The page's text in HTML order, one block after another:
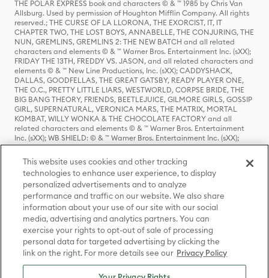
THE POLAR EXPRESS book and characters © & ™ 1985 by Chris Van
Allsburg. Used by permission of Houghton Mifflin Company. All rights
reserved.; THE CURSE OF LA LLORONA, THE EXORCIST, IT, IT
CHAPTER TWO, THE LOST BOYS, ANNABELLE, THE CONJURING, THE
NUN, GREMLINS, GREMLINS 2: THE NEW BATCH and all related
characters and elements © & ™ Warner Bros. Entertainment Inc. (sXX);
FRIDAY THE 13TH, FREDDY VS. JASON, and all related characters and
elements © & ™ New Line Productions, Inc. (sXX); CADDYSHACK,
DALLAS, GOODFELLAS, THE GREAT GATSBY, READY PLAYER ONE,
THE O.C., PRETTY LITTLE LIARS, WESTWORLD, CORPSE BRIDE, THE
BIG BANG THEORY, FRIENDS, BEETLEJUICE, GILMORE GIRLS, GOSSIP
GIRL, SUPERNATURAL, VERONICA MARS, THE MATRIX, MORTAL
KOMBAT, WILLY WONKA & THE CHOCOLATE FACTORY and all
related characters and elements © & ™ Warner Bros. Entertainment
Inc. (sXX); WB SHIELD: © & ™ Warner Bros. Entertainment Inc. (sXX);
HOUSE OF THE DRAGON, GAME OF THRONES, and all related
characters and elements © & ™ Home Box Office, Inc. (sXX); CHILLING
ADVENTURES OF SABRINA, RIVERDALE © & ™ Warner Bros.
Entertainment Inc. Archie Comics and all related characters and
elements © & ™ Archie Comic Publications, Inc. Used with permission.
(sXX); SEINFELD and all related characters and elements © & ™ Castle
Rock Entertainment. (sXX); TED LASSO © & ™ Warner Bros.
Entertainment Inc. & Universal Television LLC (sXX); THE HOBBIT: AN
UNEXPECTED JOURNEY, THE HOBBIT: THE DESOLATION OF SMAUG,
THE HOBBIT: THE BATTLE OF THE FIVE ARMIES, THE LORD OF THE
RINGS: THE FELLOWSHIP OF THE RING, THE LORD OF THE RINGS: THE
TWO TOWERS, THE LORD OF THE RINGS: THE RETURN OF THE KING
and the names of the characters, items, events and places therein are
TM of The Saul Zaentz Company d/b/a Middle-earth Enterprises
This website uses cookies and other tracking
technologies to enhance user experience, to display
personalized advertisements and to analyze
performance and traffic on our website. We also share
information about your use of our site with our social
media, advertising and analytics partners. You can
exercise your rights to opt-out of sale of processing
personal data for targeted advertising by clicking the
link on the right. For more details see our Privacy Policy